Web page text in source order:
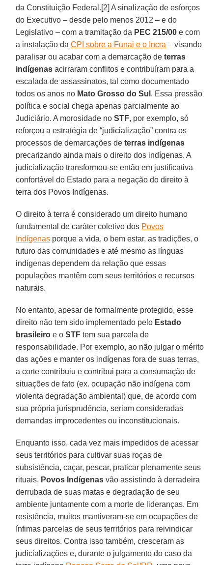
da Constituição Federal.[2] A sinalização de esforços
do Executivo – desde pelo menos 2012 – e do
Legislativo – com a tramitação da PEC 215/00 e com
a instalação daCPI sobre a Funai e o Incra – visando
paralisar ou acabar com a demarcação deterras
indígenas acirraram conflitos e contribuíram para a
escalada de assassinatos, tal como documentado
todos os anos no Mato Grosso do Sul . Essa pressão
política e social chega apenas parcialmente ao
Judiciário. A morosidade noSTF, por exemplo, só
reforçou a estratégia de “judicialização” contra os
processos de demarcações deterras indígenas
precarizando ainda mais o direito dos indígenas. A
judicialização transformou-se então em justificativa
confortável do Estado para a negação do direito à
terra dos Povos Indígenas.
O direito à terra é considerado um direito humano
fundamental de caráter coletivo dos Povos
Indígenas porque a vida, o bem estar, as tradições, o
futuro das comunidades e até mesmo as línguas
indígenas dependem da relação que essas
populações mantêm com seus territórios e recursos
naturais.
No entanto, apesar de formalmente protegido, esse
direito não tem sido implementado pelo Estado
brasileiro e oSTF tem sua parcela de
responsabilidade. Por exemplo, ao não julgar o mérito
das ações e manter os indígenas fora de suas terras,
a corte contribuiu e contribui para a consumação de
situações de fato (ex. ocupação não indígena com
violenta degradação ambiental) que, de acordo com
sua própria jurisprudência, seriam consideradas
demandas improcedentes ou inconstitucionais.
Enquanto isso, cada vez mais impedidos de acessar
seus territórios para cultivar suas roças de
subsistência, caçar, pescar, praticar plenamente seus
rituais, Povos Indígenas vão assistindo à derradeira
derrubada de suas matas e degradação de seu
ambiente juntamente com a morte de lideranças. Em
resistência, muitos mantiveram-se em ocupações de
ínfimas parcelas de seus territórios para reivindicar
seus direitos. Contra isso também, cresceram as
judicializações e, durante o julgamento do caso da